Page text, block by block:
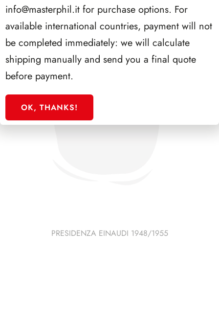
PRESIDENZA EINAUDI 1948/1955
info@masterphil.it for purchase options. For
available international countries, payment will not
be completed immediately: we will calculate
shipping manually and send you a final quote
before payment.
OK, THANKS!